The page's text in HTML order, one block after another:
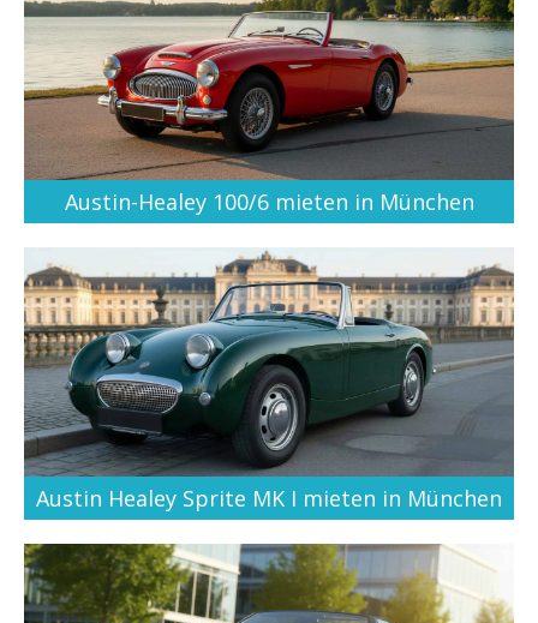
Austin-Healey 100/6 mieten in München
Austin Healey Sprite MK I mieten in München